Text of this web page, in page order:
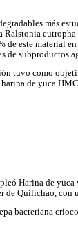
más
Ralstonia
de este material
de subproductos
tuvo como
de yuca
Harina de
de Quilichao, con
bacteriana